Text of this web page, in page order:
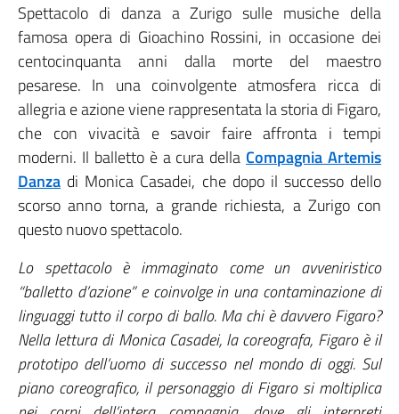
Spettacolo di danza a Zurigo sulle musiche della
famosa opera di Gioachino Rossini, in occasione dei
centocinquanta anni dalla morte del maestro
pesarese. In una coinvolgente atmosfera ricca di
allegria e azione viene rappresentata la storia di Figaro,
che con vivacità e savoir faire affronta i tempi
moderni. Il balletto è a cura della Compagnia Artemis
Danza di Monica Casadei, che dopo il successo dello
scorso anno torna, a grande richiesta, a Zurigo con
questo nuovo spettacolo.
Lo spettacolo è immaginato come un avveniristico
“balletto d’azione” e coinvolge in una contaminazione di
linguaggi tutto il corpo di ballo. Ma chi è davvero Figaro?
Nella lettura di Monica Casadei, la coreografa, Figaro è il
prototipo dell’uomo di successo nel mondo di oggi. Sul
piano coreografico, il personaggio di Figaro si moltiplica